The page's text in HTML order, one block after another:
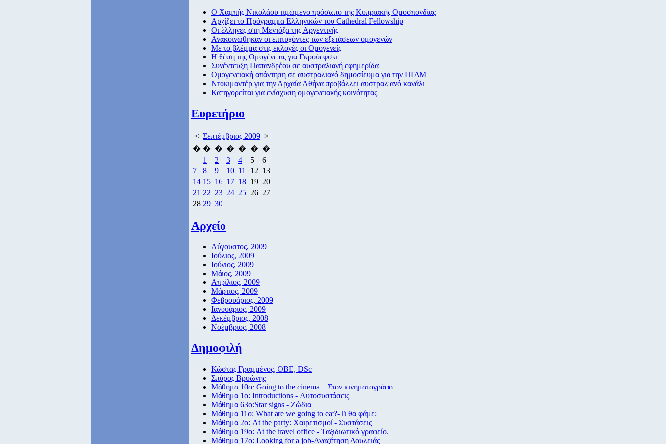
Ο Χαμπής Νικολάου τιμώμενο πρόσωπο της Κυπριακής Ομοσπονδίας
Αρχίζει το Πρόγραμμα Ελληνικών του Cathedral Fellowship
Οι έλληνες στη Μεντόζα της Αργεντινής
Ανακοινώθηκαν οι επιτυχόντες των εξετάσεων ομογενών
Με το βλέμμα στις εκλογές οι Ομογενείς
Η θέση της Ομογένειας για Γκρούεφσκι
Συνέντευξη Παπανδρέου σε αυστραλιανή εφημερίδα
Ομογενειακή απάντηση σε αυστραλιανό δημοσίευμα για την ΠΓΔΜ
Ντοκιμαντέρ για την Αρχαία Αθήνα προβάλλει αυστραλιανό κανάλι
Κατηγορείται για ενίσχυση ομογενειακής κοινότητας
Ευρετήριο
< Σεπτέμβριος 2009 >
� � � � � � �
1
2 3 4 5
6
7
8 9 10 11 12 13
14 15 16 17 18 19 20
21 22 23 24 25 26 27
28 29 30
Αρχείο
Αύγουστος, 2009
Ιούλιος, 2009
Ιούνιος, 2009
Μάιος, 2009
Απρίλιος, 2009
Μάρτιος, 2009
Φεβρουάριος, 2009
Ιανουάριος, 2009
Δεκέμβριος, 2008
Νοέμβριος, 2008
Δημοφιλή
Κώστας Γραμμένος, ΟΒΕ, DSc
Σπύρος Βρυώνης
Μάθημα 10ο: Going to the cinema – Στον κινηματογράφο
Μάθημα 1ο: Introductions - Αυτοσυστάσεις
Μάθημα 63ο:Star signs - Ζώδια
Μάθημα 11ο: What are we going to eat?-Τι θα φάμε;
Μάθημα 2ο: At the party: Χαιρετισμοί - Συστάσεις
Μάθημα 19ο: At the travel office - Ταξιδιωτικό γραφείο.
Μάθημα 17ο: Looking for a job-Αναζήτηση Δουλειάς